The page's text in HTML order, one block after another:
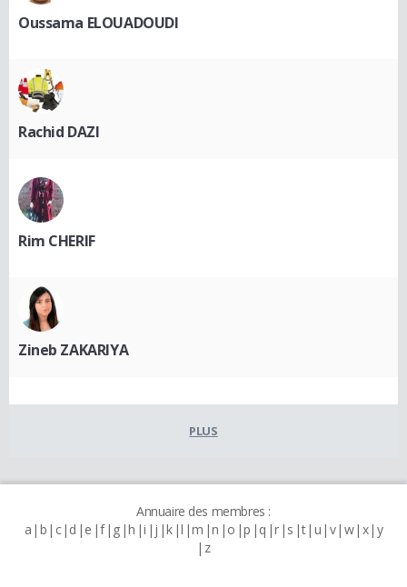
Oussama ELOUADOUDI
Rachid DAZI
Rim CHERIF
Zineb ZAKARIYA
PLUS
Annuaire des membres :
a b c d e f g h i j k l m n o p q r s t u v w x y
z